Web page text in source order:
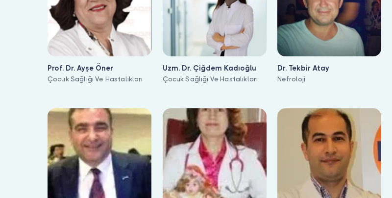
Prof. Dr. Ayşe Öner
Çocuk Sağlığı Ve Hastalıkları
Uzm. Dr. Çiğdem Kadıoğlu
Çocuk Sağlığı Ve Hastalıkları
Dr. Tekbir Atay
Nefroloji